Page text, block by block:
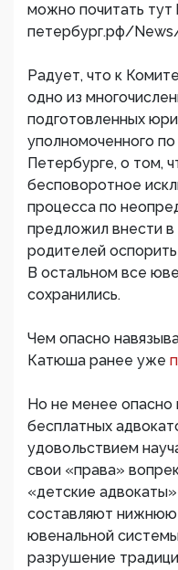
можно почитать
петербург.рф/
Радует, что к
одно из
подготовленных
уполномоченного
Петербурге, о том,
бесповоротное
процесса по
предложил внести в
родителей
В остальном все
сохранились.
Чем опасно
Катюша ранее уже
Но не менее опасно
бесплатных
удовольствием
свои «права»
«детские
составляют
ювенальной
разрушение